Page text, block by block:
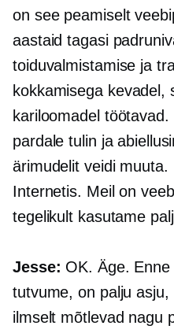
on see peamiselt
aastaid tagasi
toiduvalmistamise ja
kokkamisega kevadel,
kariloomadel
pardale tulin ja
ärimudelit veidi muuta.
Internetis. Meil on
tegelikult kasutame
Jesse: OK. Äge.
tutvume, on palju asju,
ilmselt mõtlevad nagu